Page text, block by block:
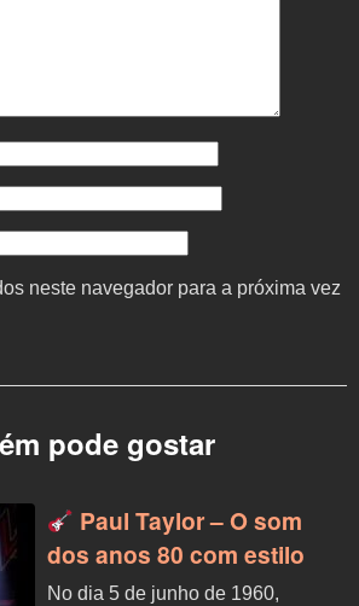
neste navegador para a próxima vez
pode gostar
Paul Taylor – O som
dos anos 80 com estilo
No dia 5 de junho de 1960,